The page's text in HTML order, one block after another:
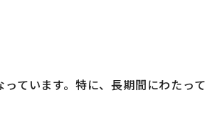
ています。特に、長期間にわたっ